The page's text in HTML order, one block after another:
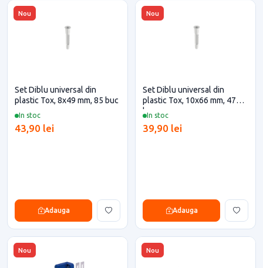
Nou
In stoc
Set Diblu universal din
plastic Tox, 8x49 mm, 85 buc
43,90 lei
Adauga
Nou
In stoc
Set Diblu universal din
plastic Tox, 10x66 mm, 47
buc
39,90 lei
Adauga
Nou Nou